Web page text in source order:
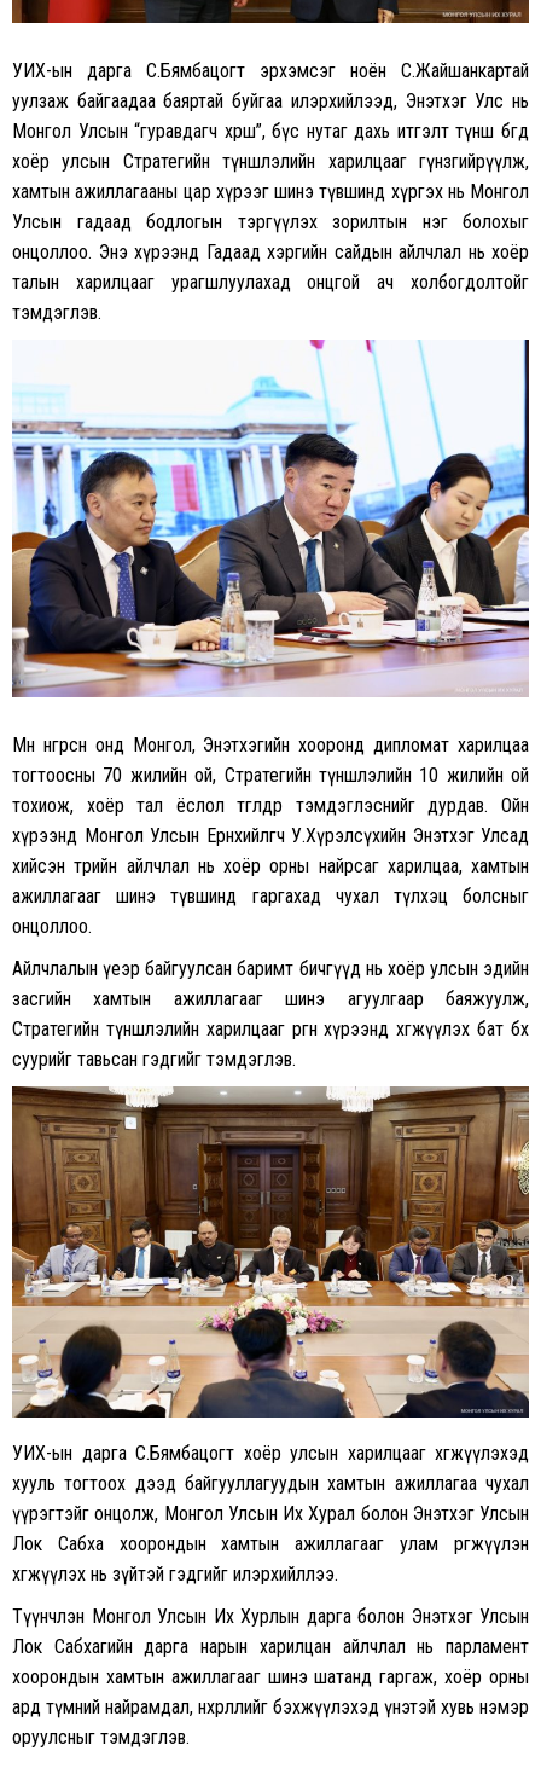
УИХ-ын дарга С.Бямбацогт эрхэмсэг ноён С.Жайшанкартай
уулзаж байгаадаа баяртай буйгаа илэрхийлээд, Энэтхэг Улс нь
Монгол Улсын “гуравдагч хөрш”, бүс нутаг дахь итгэлт түнш бөгөөд
хоёр улсын Стратегийн түншлэлийн харилцааг гүнзгийрүүлж,
хамтын ажиллагааны цар хүрээг шинэ түвшинд хүргэх нь Монгол
Улсын гадаад бодлогын тэргүүлэх зорилтын нэг болохыг
онцоллоо. Энэ хүрээнд Гадаад хэргийн сайдын айлчлал нь хоёр
талын харилцааг урагшлуулахад онцгой ач холбогдолтойг
тэмдэглэв.
Мөн өнгөрсөн онд Монгол, Энэтхэгийн хооронд дипломат харилцаа
тогтоосны 70 жилийн ой, Стратегийн түншлэлийн 10 жилийн ой
тохиож, хоёр тал ёслол төгөлдөр тэмдэглэснийг дурдав. Ойн
хүрээнд Монгол Улсын Ерөнхийлөгч У.Хүрэлсүхийн Энэтхэг Улсад
хийсэн төрийн айлчлал нь хоёр орны найрсаг харилцаа, хамтын
ажиллагааг шинэ түвшинд гаргахад чухал түлхэц болсныг
онцоллоо.
Айлчлалын үеэр байгуулсан баримт бичгүүд нь хоёр улсын эдийн
засгийн хамтын ажиллагааг шинэ агуулгаар баяжуулж,
Стратегийн түншлэлийн харилцааг өргөн хүрээнд хөгжүүлэх бат бөх
суурийг тавьсан гэдгийг тэмдэглэв.
УИХ-ын дарга С.Бямбацогт хоёр улсын харилцааг хөгжүүлэхэд
хууль тогтоох дээд байгууллагуудын хамтын ажиллагаа чухал
үүрэгтэйг онцолж, Монгол Улсын Их Хурал болон Энэтхэг Улсын
Лок Сабха хоорондын хамтын ажиллагааг улам өргөжүүлэн
хөгжүүлэх нь зүйтэй гэдгийг илэрхийллээ.
Түүнчлэн Монгол Улсын Их Хурлын дарга болон Энэтхэг Улсын
Лок Сабхагийн дарга нарын харилцан айлчлал нь парламент
хоорондын хамтын ажиллагааг шинэ шатанд гаргаж, хоёр орны
ард түмний найрамдал, нөхөрлөлийг бэхжүүлэхэд үнэтэй хувь нэмэр
оруулсныг тэмдэглэв.